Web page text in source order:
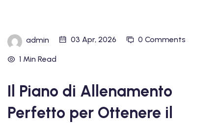
admin 03 Apr, 2026 0 Comments
1 Min Read
Il Piano di Allenamento
Perfetto per Ottenere il